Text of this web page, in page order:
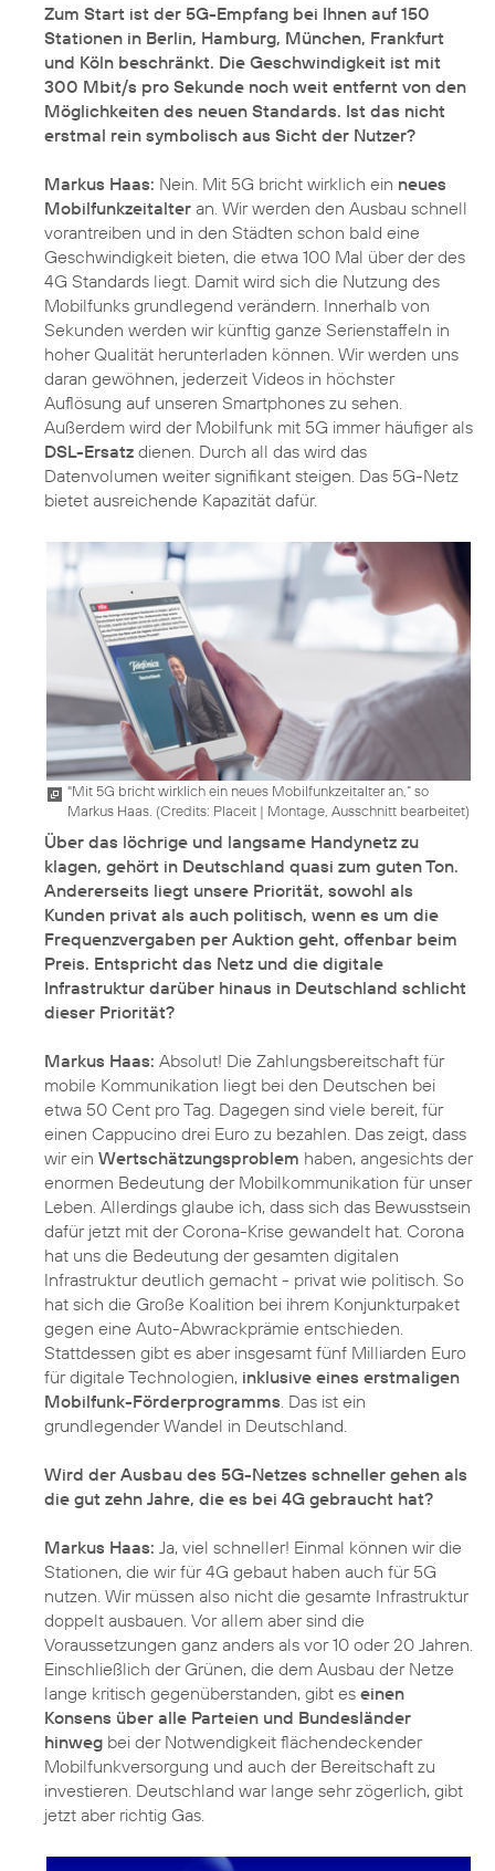
Zum Start ist der 5G-Empfang bei Ihnen auf 150
Stationen in Berlin, Hamburg, München, Frankfurt
und Köln beschränkt. Die Geschwindigkeit ist mit
300 Mbit/s pro Sekunde noch weit entfernt von den
Möglichkeiten des neuen Standards. Ist das nicht
erstmal rein symbolisch aus Sicht der Nutzer?
Markus Haas: Nein. Mit 5G bricht wirklich ein neues
Mobilfunkzeitalter an. Wir werden den Ausbau schnell
vorantreiben und in den Städten schon bald eine
Geschwindigkeit bieten, die etwa 100 Mal über der des
4G Standards liegt. Damit wird sich die Nutzung des
Mobilfunks grundlegend verändern. Innerhalb von
Sekunden werden wir künftig ganze Serienstaffeln in
hoher Qualität herunterladen können. Wir werden uns
daran gewöhnen, jederzeit Videos in höchster
Auflösung auf unseren Smartphones zu sehen.
Außerdem wird der Mobilfunk mit 5G immer häufiger als
DSL-Ersatz dienen. Durch all das wird das
Datenvolumen weiter signifikant steigen. Das 5G-Netz
"Mit 5G bricht wirklich ein neues Mobilfunkzeitalter an,“ so
Markus Haas. (Credits: Placeit | Montage, Ausschnitt bearbeitet)
Über das löchrige und langsame Handynetz zu
klagen, gehört in Deutschland quasi zum guten Ton.
Andererseits liegt unsere Priorität, sowohl als
Kunden privat als auch politisch, wenn es um die
Frequenzvergaben per Auktion geht, offenbar beim
Preis. Entspricht das Netz und die digitale
Infrastruktur darüber hinaus in Deutschland schlicht
dieser Priorität?
Markus Haas: Absolut! Die Zahlungsbereitschaft für
mobile Kommunikation liegt bei den Deutschen bei
etwa 50 Cent pro Tag. Dagegen sind viele bereit, für
einen Cappucino drei Euro zu bezahlen. Das zeigt, dass
wir ein Wertschätzungsproblem haben, angesichts der
enormen Bedeutung der Mobilkommunikation für unser
Leben. Allerdings glaube ich, dass sich das Bewusstsein
dafür jetzt mit der Corona-Krise gewandelt hat. Corona
hat uns die Bedeutung der gesamten digitalen
Infrastruktur deutlich gemacht - privat wie politisch. So
hat sich die Große Koalition bei ihrem Konjunkturpaket
gegen eine Auto-Abwrackprämie entschieden.
Stattdessen gibt es aber insgesamt fünf Milliarden Euro
für digitale Technologien, inklusive eines erstmaligen
Mobilfunk-Förderprogramms. Das ist ein
grundlegender Wandel in Deutschland.
Wird der Ausbau des 5G-Netzes schneller gehen als
die gut zehn Jahre, die es bei 4G gebraucht hat?
Markus Haas: Ja, viel schneller! Einmal können wir die
Stationen, die wir für 4G gebaut haben auch für 5G
nutzen. Wir müssen also nicht die gesamte Infrastruktur
doppelt ausbauen. Vor allem aber sind die
Voraussetzungen ganz anders als vor 10 oder 20 Jahren.
Einschließlich der Grünen, die dem Ausbau der Netze
lange kritisch gegenüberstanden, gibt es einen
Konsens über alle Parteien und Bundesländer
hinweg bei der Notwendigkeit flächendeckender
Mobilfunkversorgung und auch der Bereitschaft zu
investieren. Deutschland war lange sehr zögerlich, gibt
jetzt aber richtig Gas.